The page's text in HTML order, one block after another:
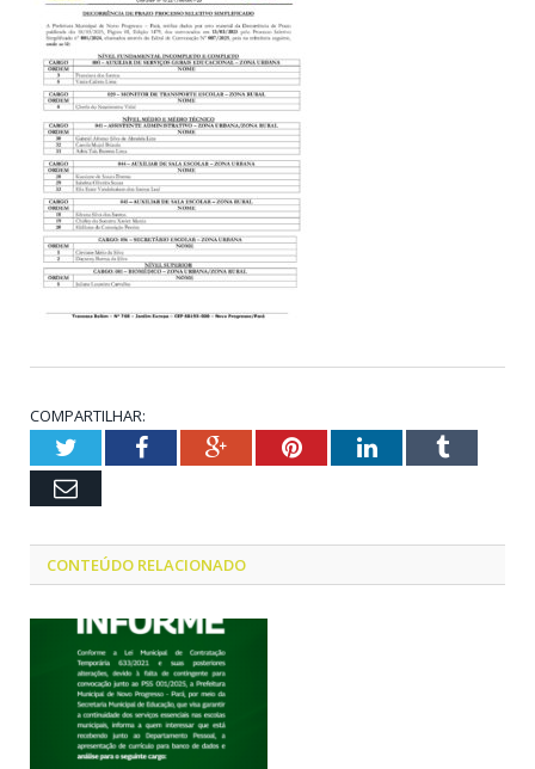
COMPARTILHAR:
TwitterFacebookGoogle+PinterestLinkedInTumblr
Email
CONTEÚDO RELACIONADO